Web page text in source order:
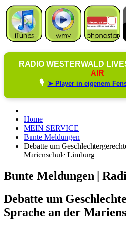
RADIO WESTERWALD
AIR
🎙️ ➤ Player in eigenem
Home
MEIN SERVICE
Bunte Meldungen
Debatte um
Marienschule Limburg
Bunte Meldungen |
Debatte um
Sprache an der